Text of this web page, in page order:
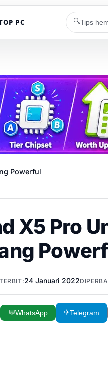
PC 🔍
Powerful
X5 Pro
TERBIT:24 Januari 2022
💬WhatsApp ✈️Telegram